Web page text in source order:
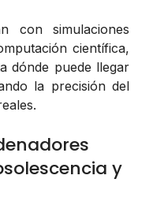
con simulaciones
científica,
dónde puede llegar
la precisión del
y